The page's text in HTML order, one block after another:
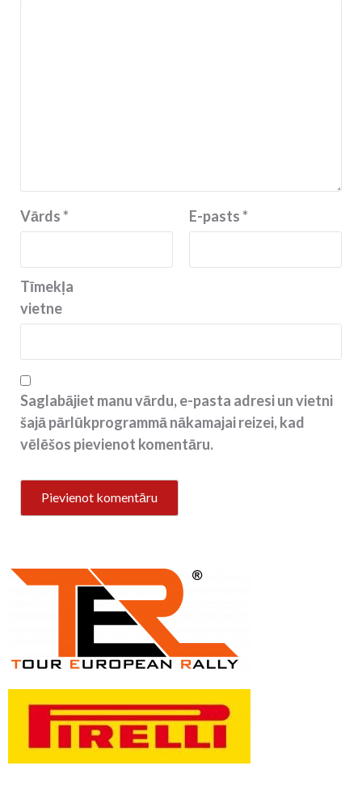
Vārds* E-pasts*
Tīmekļa
vietne
Saglabājiet manu vārdu, e-pasta adresi un vietni
šajā pārlūkprogrammā nākamajai reizei, kad
vēlēšos pievienot komentāru.